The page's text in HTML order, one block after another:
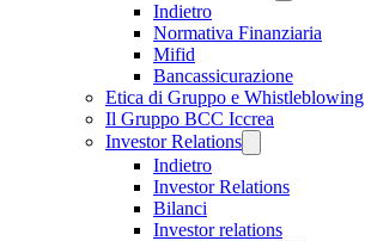
Indietro
Normativa Finanziaria
Mifid
Bancassicurazione
Etica di Gruppo e Whistleblowing
Il Gruppo BCC Iccrea
Investor Relations
Indietro
Investor Relations
Bilanci
Investor relations